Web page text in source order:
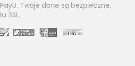
Twoje dane są bezpieczne.
SSL.